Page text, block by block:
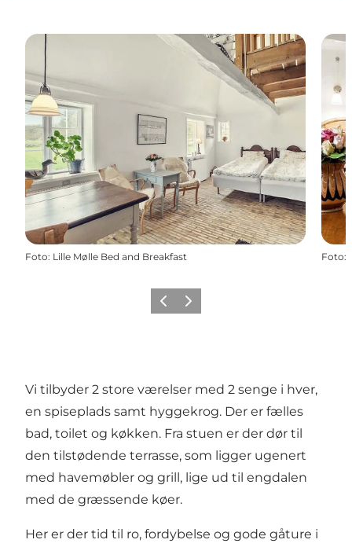
Foto: Lille Mølle Bed and Breakfast Foto:
ForrigeNæste
Vi tilbyder 2 store værelser med 2 senge i hver,
en spiseplads samt hyggekrog. Der er fælles
bad, toilet og køkken. Fra stuen er der dør til
den tilstødende terrasse, som ligger ugenert
med havemøbler og grill, lige ud til engdalen
med de græssende køer.
Her er der tid til ro, fordybelse og gode gåture i